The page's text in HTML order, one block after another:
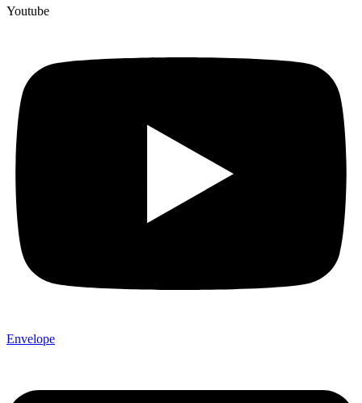
Youtube
Envelope